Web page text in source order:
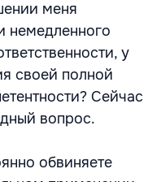
меня
немедленного
у
своей полной
Сейчас
вопрос.
обвиняете